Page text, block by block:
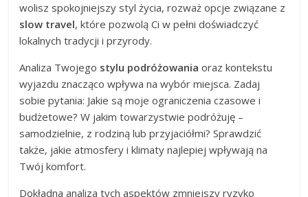
wolisz spokojniejszy styl życia, rozważ opcje związane z
slow travel, które pozwolą Ci w pełni doświadczyć
lokalnych tradycji i przyrody.
Analiza Twojego stylu podróżowania oraz kontekstu
wyjazdu znacząco wpływa na wybór miejsca. Zadaj
sobie pytania: Jakie są moje ograniczenia czasowe i
budżetowe? W jakim towarzystwie podróżuję –
samodzielnie, z rodziną lub przyjaciółmi? Sprawdzić
także, jakie atmosfery i klimaty najlepiej wpływają na
Twój komfort.
Dokładna analiza tych aspektów zmniejszy ryzyko